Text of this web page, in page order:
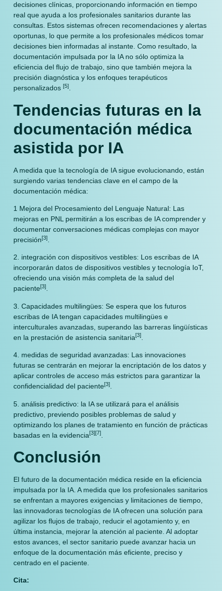
decisiones clínicas, proporcionando información en tiempo
real que ayuda a los profesionales sanitarios durante las
consultas. Estos sistemas ofrecen recomendaciones y alertas
oportunas, lo que permite a los profesionales médicos tomar
decisiones bien informadas al instante. Como resultado, la
documentación impulsada por la IA no sólo optimiza la
eficiencia del flujo de trabajo, sino que también mejora la
precisión diagnóstica y los enfoques terapéuticos
personalizados [5].
Tendencias futuras en la
documentación médica
asistida por IA
A medida que la tecnología de IA sigue evolucionando, están
surgiendo varias tendencias clave en el campo de la
documentación médica:
1 Mejora del Procesamiento del Lenguaje Natural: Las
mejoras en PNL permitirán a los escribas de IA comprender y
documentar conversaciones médicas complejas con mayor
precisión[3].
2. integración con dispositivos vestibles: Los escribas de IA
incorporarán datos de dispositivos vestibles y tecnología IoT,
ofreciendo una visión más completa de la salud del
paciente[3].
3. Capacidades multilingües: Se espera que los futuros
escribas de IA tengan capacidades multilingües e
interculturales avanzadas, superando las barreras lingüísticas
en la prestación de asistencia sanitaria[3].
4. medidas de seguridad avanzadas: Las innovaciones
futuras se centrarán en mejorar la encriptación de los datos y
aplicar controles de acceso más estrictos para garantizar la
confidencialidad del paciente[3].
5. análisis predictivo: la IA se utilizará para el análisis
predictivo, previendo posibles problemas de salud y
optimizando los planes de tratamiento en función de prácticas
basadas en la evidencia[3][7].
Conclusión
El futuro de la documentación médica reside en la eficiencia
impulsada por la IA. A medida que los profesionales sanitarios
se enfrentan a mayores exigencias y limitaciones de tiempo,
las innovadoras tecnologías de IA ofrecen una solución para
agilizar los flujos de trabajo, reducir el agotamiento y, en
última instancia, mejorar la atención al paciente. Al adoptar
estos avances, el sector sanitario puede avanzar hacia un
enfoque de la documentación más eficiente, preciso y
centrado en el paciente.
Cita: